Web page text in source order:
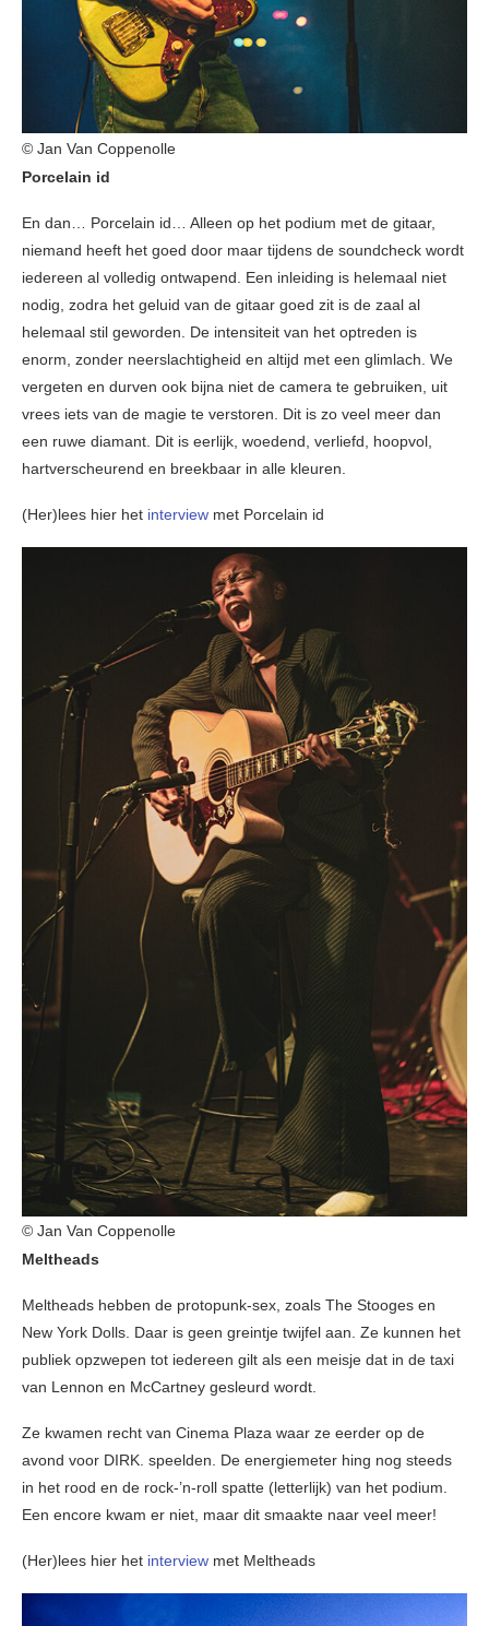
© Jan Van Coppenolle
Porcelain id
En dan… Porcelain id… Alleen op het podium met de gitaar,
niemand heeft het goed door maar tijdens de soundcheck wordt
iedereen al volledig ontwapend. Een inleiding is helemaal niet
nodig, zodra het geluid van de gitaar goed zit is de zaal al
helemaal stil geworden. De intensiteit van het optreden is
enorm, zonder neerslachtigheid en altijd met een glimlach. We
vergeten en durven ook bijna niet de camera te gebruiken, uit
vrees iets van de magie te verstoren. Dit is zo veel meer dan
een ruwe diamant. Dit is eerlijk, woedend, verliefd, hoopvol,
hartverscheurend en breekbaar in alle kleuren.
(Her)lees hier het interview met Porcelain id
© Jan Van Coppenolle
Meltheads
Meltheads hebben de protopunk-sex, zoals The Stooges en
New York Dolls. Daar is geen greintje twijfel aan. Ze kunnen het
publiek opzwepen tot iedereen gilt als een meisje dat in de taxi
van Lennon en McCartney gesleurd wordt.
Ze kwamen recht van Cinema Plaza waar ze eerder op de
avond voor DIRK. speelden. De energiemeter hing nog steeds
in het rood en de rock-’n-roll spatte (letterlijk) van het podium.
Een encore kwam er niet, maar dit smaakte naar veel meer!
(Her)lees hier het interview met Meltheads